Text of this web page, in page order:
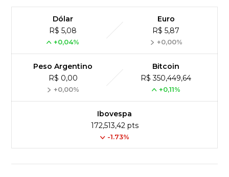
Dólar
R$ 5,08
+0,04%
Euro
R$ 5,87
+0,00%
Peso Argentino
R$ 0,00
+0,00%
Bitcoin
R$ 350,449,64
+0,11%
Ibovespa
172,513,42 pts
-1.73%